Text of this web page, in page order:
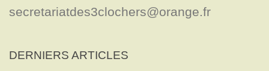
secretariatdes3clochers@orange.fr
DERNIERS ARTICLES